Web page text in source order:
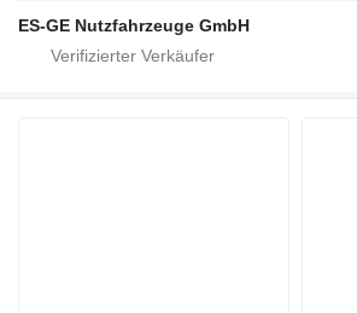
ES-GE Nutzfahrzeuge GmbH